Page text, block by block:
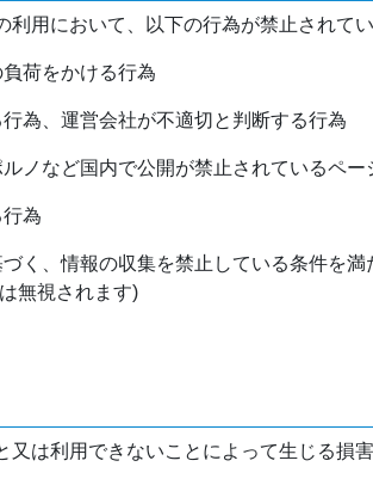
用において、以下の行為が禁止されてい
荷をかける行為
為、運営会社が不適切と判断する行為
ノなど国内で公開が禁止されているペー
為
く、情報の収集を禁止している条件を満
無視されます)
又は利用できないことによって生じる損